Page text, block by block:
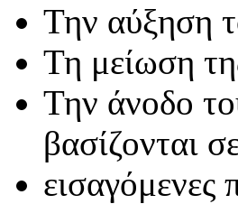
Την αύξηση
Τη μείωση
Την άνοδο
βασίζονται
εισαγόμενες